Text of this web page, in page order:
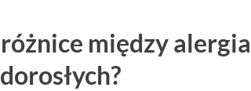
między